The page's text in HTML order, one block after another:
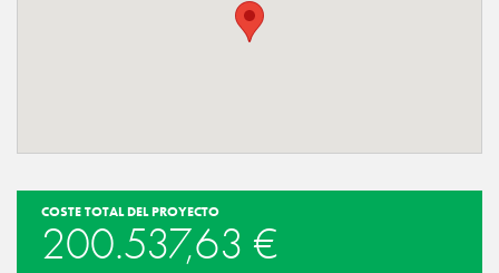
COSTE TOTAL DEL PROYECTO
200.537,63 €